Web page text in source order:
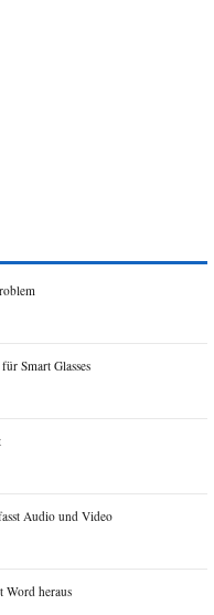
Smart Glasses
Audio und Video
Word heraus